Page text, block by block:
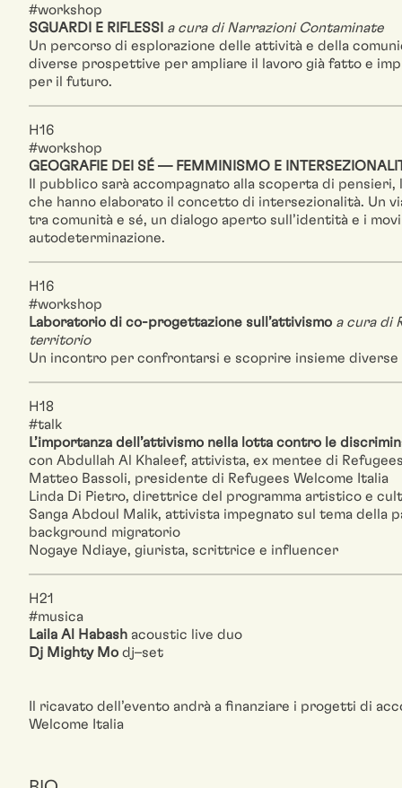
#workshop
SGUARDI E RIFLESSI a cura di Narrazioni Contaminate
Un percorso di esplorazione delle attività e della
diverse prospettive per ampliare il lavoro già fatto e
per il futuro.
H16
#workshop
GEOGRAFIE DEI SÉ — FEMMINISMO E
Il pubblico sarà accompagnato alla scoperta di
che hanno elaborato il concetto di intersezionalità. Un
tra comunità e sé, un dialogo aperto sull’identità e i
autodeterminazione.
H16
#workshop
Laboratorio di co-progettazione sull’attivismo a cura di
territorio
Un incontro per confrontarsi e scoprire insieme
H18
#talk
L’importanza dell’attivismo nella lotta contro le
con Abdullah Al Khaleef, attivista, ex mentee di
Matteo Bassoli, presidente di Refugees Welcome Italia
Linda Di Pietro, direttrice del programma artistico e
Sanga Abdoul Malik, attivista impegnato sul tema della
background migratorio
Nogaye Ndiaye, giurista, scrittrice e influencer
H21
#musica
Laila Al Habash acoustic live duo
Dj Mighty Mo dj–set
Il ricavato dell’evento andrà a finanziare i progetti di
Welcome Italia